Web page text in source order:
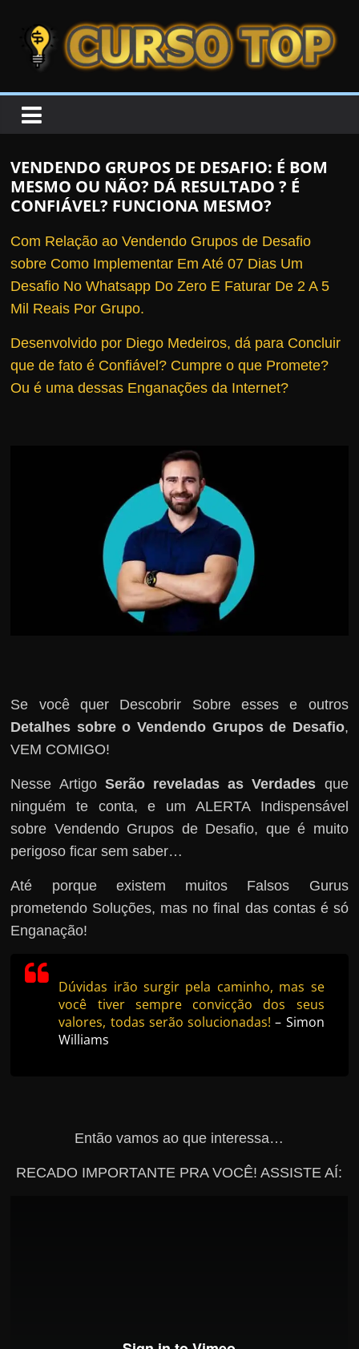
CURSOTOP
s
e
l
o
r
e
s
r
VENDENDO GRUPOS DE DESAFIO: É BOM
MESMO OU NÃO? DÁ RESULTADO ? É
CONFIÁVEL? FUNCIONA MESMO?
Com Relação ao Vendendo Grupos de Desafio
sobre Como Implementar Em Até 07 Dias Um
Desafio No Whatsapp Do Zero E Faturar De 2 A 5
Mil Reais Por Grupo.
Desenvolvido por Diego Medeiros, dá para Concluir
que de fato é Confiável? Cumpre o que Promete?
Ou é uma dessas Enganações da Internet?
Se você quer Descobrir Sobre esses e outros
Detalhes sobre o Vendendo Grupos de Desafio,
VEM COMIGO!
Nesse Artigo Serão reveladas as Verdades que
ninguém te conta, e um ALERTA Indispensável
sobre Vendendo Grupos de Desafio, que é muito
perigoso ficar sem saber…
Até porque existem muitos Falsos Gurus
prometendo Soluções, mas no final das contas é só
Enganação!
Dúvidas irão surgir pela caminho, mas se
você tiver sempre convicção dos seus
valores, todas serão solucionadas! – Simon
Williams
Então vamos ao que interessa…
RECADO IMPORTANTE PRA VOCÊ! ASSISTE AÍ: